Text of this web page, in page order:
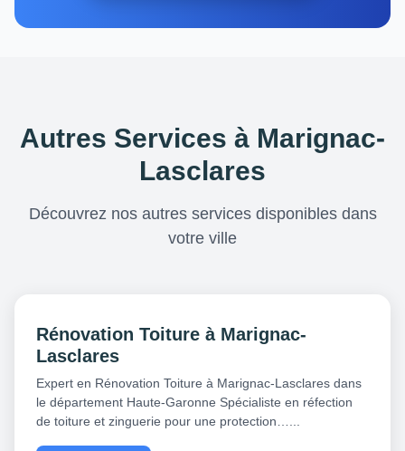
Autres Services à Marignac-
Lasclares
Découvrez nos autres services disponibles dans
votre ville
Rénovation Toiture à Marignac-
Lasclares
Expert en Rénovation Toiture à Marignac-Lasclares dans
le département Haute-Garonne Spécialiste en réfection
de toiture et zinguerie pour une protection…...